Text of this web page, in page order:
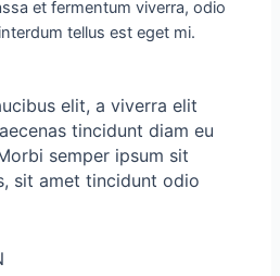
et fermentum viverra, odio
tellus est eget mi.
elit, a viverra elit
tincidunt diam eu
semper ipsum sit
sit amet tincidunt odio